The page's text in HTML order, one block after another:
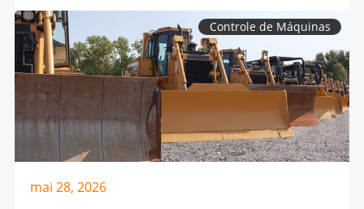
Controle de Máquinas
mai 28, 2026